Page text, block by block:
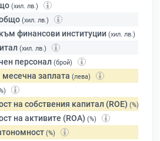
(хил. лв.)
(хил. лв.)
финансови институции (хил. лв.)
(хил. лв.)
персонал (брой)
месечна заплата (лева)
на собствения капитал (ROE) (%)
на активите (ROA) (%)
(%)